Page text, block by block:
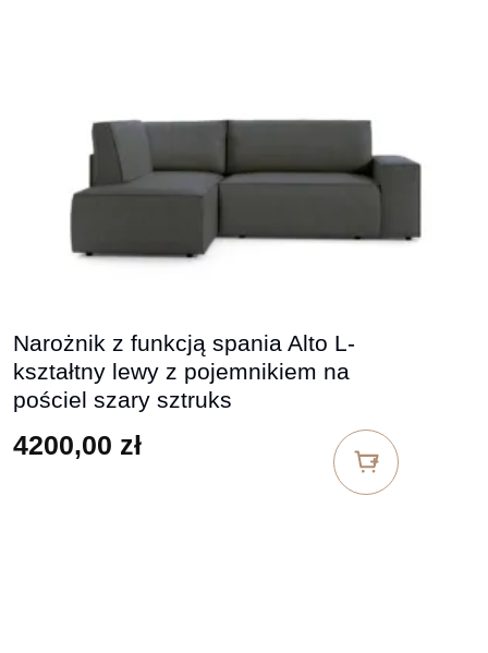
Narożnik z funkcją spania Alto L-
kształtny lewy z pojemnikiem na
pościel szary sztruks
4200,00 zł